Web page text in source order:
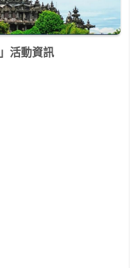
」活動資訊